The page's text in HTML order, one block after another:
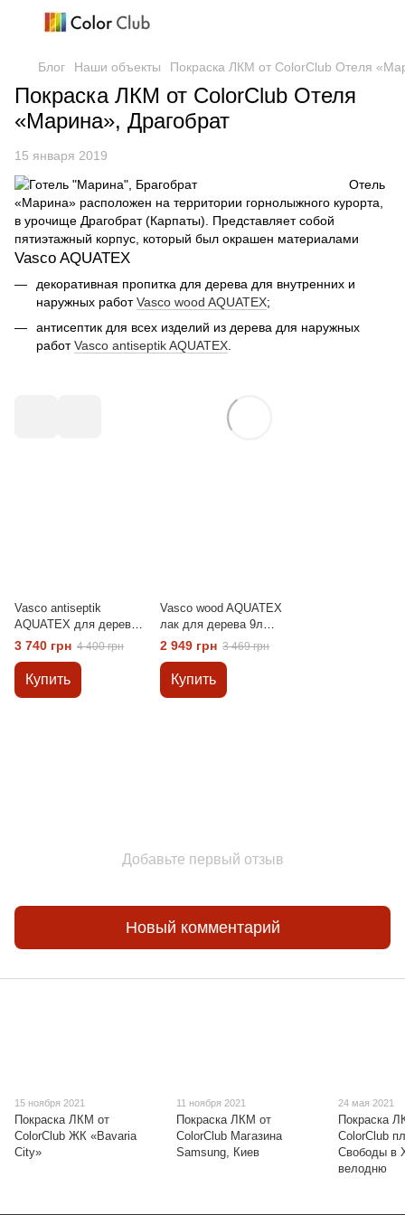
Блог Наши объекты Покраска ЛКМ от ColorClub Отеля
Покраска ЛКМ от ColorClub Отеля
«Марина», Драгобрат
15 января 2019
Отель
«Марина» расположен на территории горнолыжного курорта,
в урочище Драгобрат (Карпаты). Представляет собой
пятиэтажный корпус, который был окрашен материалами
Vasco AQUATEX
декоративная пропитка для дерева для внутренних и
наружных работVasco wood AQUATEX;
антисептик для всех изделий из дерева для наружных
работVasco antiseptik AQUATEX.
Vasco antiseptik
AQUATEX для дерева
снаружи 9л
(прозрачный)
3 740 грн 4 400 грн
Купить
Vasco wood AQUATEX
лак для дерева 9л
(прозрачный)
2 949 грн 3 469 грн
Купить
Добавьте первый отзыв
Новый комментарий
15 ноября 2021
Покраска ЛКМ от
ColorClub ЖК «Bavaria
City»
11 ноября 2021
Покраска ЛКМ от
ColorClub Магазина
Samsung, Киев
24 мая 2021
Покраска
ColorClub
Свободы в
велодню